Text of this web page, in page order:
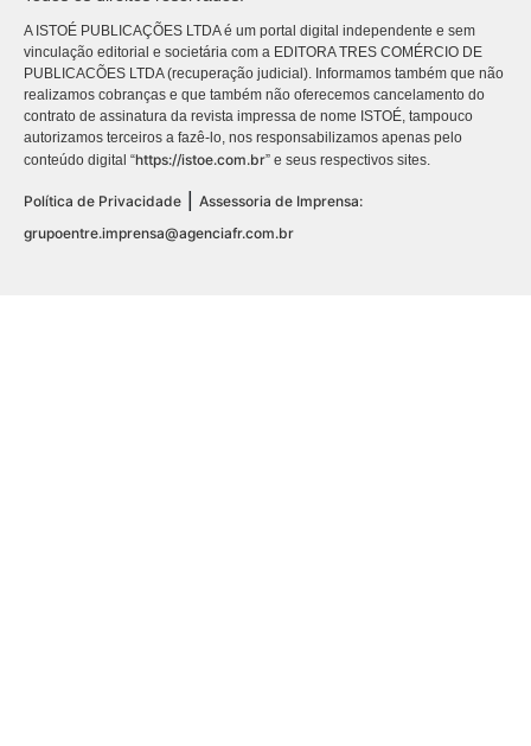
A ISTOÉ PUBLICAÇÕES LTDA é um portal digital independente e sem
vinculação editorial e societária com a EDITORA TRES COMÉRCIO DE
PUBLICACÕES LTDA (recuperação judicial). Informamos também que não
realizamos cobranças e que também não oferecemos cancelamento do
contrato de assinatura da revista impressa de nome ISTOÉ, tampouco
autorizamos terceiros a fazê-lo, nos responsabilizamos apenas pelo
conteúdo digital “https://istoe.com.br” e seus respectivos sites.
Política de Privacidade
Assessoria de Imprensa:
grupoentre.imprensa@agenciafr.com.br